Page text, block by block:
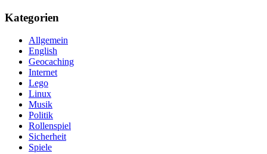
Kategorien
Allgemein
English
Geocaching
Internet
Lego
Linux
Musik
Politik
Rollenspiel
Sicherheit
Spiele